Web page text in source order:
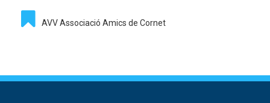
AVV Associació Amics de Cornet